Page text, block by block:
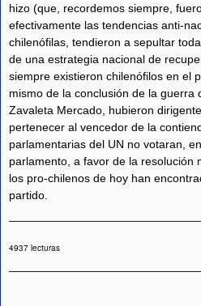
hizo (que, recordemos siempre,
efectivamente las tendencias anti-
chilenófilas, tendieron a sepultar
de una estrategia nacional de
siempre existieron chilenófilos en el
mismo de la conclusión de la guerra
Zavaleta Mercado, hubieron
pertenecer al vencedor de la
parlamentarias del UN no votaran,
parlamento, a favor de la resolución
los pro-chilenos de hoy han
partido.
4937 lecturas